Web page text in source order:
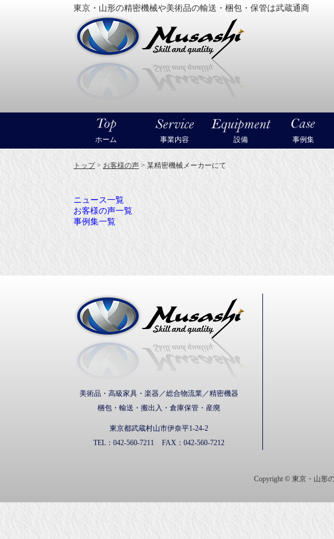
東京・山形の精密機械や美術品の輸送・梱包・保管は武蔵通商
ホーム 事業内容 設備 事例集
トップ> お客様の声 > 某精密機械メーカーにて
ニュース一覧
お客様の声一覧
事例集一覧
美術品・高級家具・楽器／総合物流業／精密機器
梱包・輸送・搬出入・倉庫保管・産廃
東京都武蔵村山市伊奈平1-24-2
TEL： 042-560-7211 FAX： 042-560-7212
Copyright © 東京・山形